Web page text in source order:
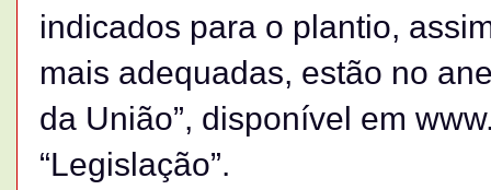
indicados para o plantio,
mais adequadas, estão no
da União”, disponível em
“Legislação”.